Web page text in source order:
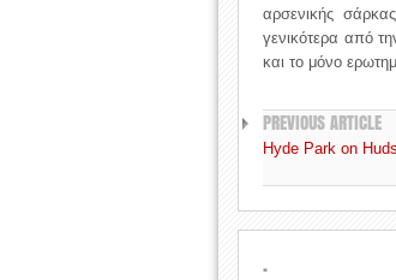
αρσενικής
γενικότερα από
και το μόνο
PREVIOUS ARTICLE
Hyde Park on
.